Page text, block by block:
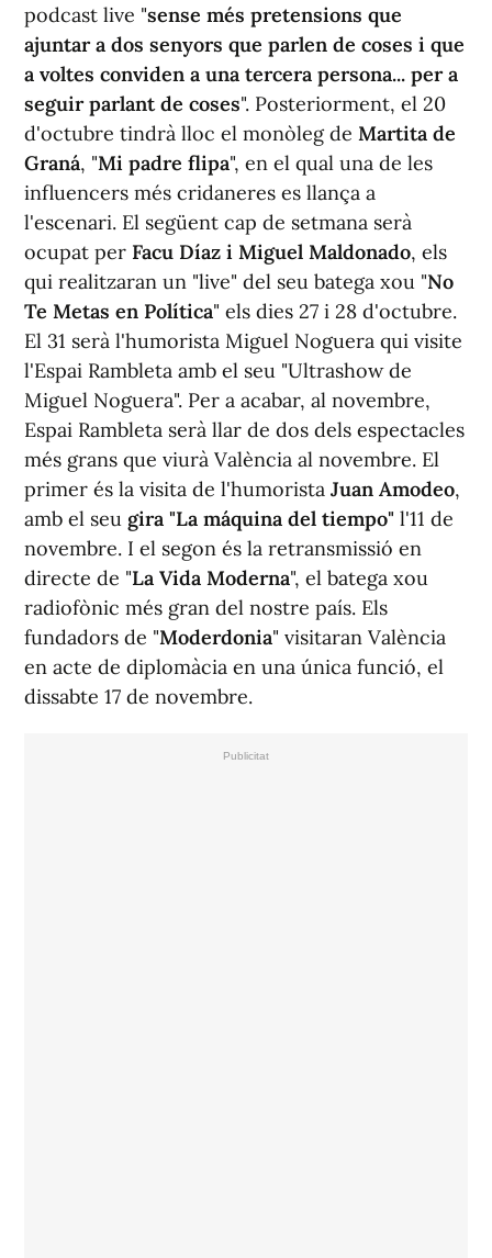
podcast live "sense més pretensions que
ajuntar a dos senyors que parlen de coses i que
a voltes conviden a una tercera persona... per a
seguir parlant de coses". Posteriorment, el 20
d'octubre tindrà lloc el monòleg de Martita de
Graná, "Mi padre flipa", en el qual una de les
influencers més cridaneres es llança a
l'escenari. El següent cap de setmana serà
ocupat per Facu Díaz i Miguel Maldonado, els
qui realitzaran un "live" del seu batega xou "No
Te Metas en Política" els dies 27 i 28 d'octubre.
El 31 serà l'humorista Miguel Noguera qui visite
l'Espai Rambleta amb el seu "Ultrashow de
Miguel Noguera". Per a acabar, al novembre,
Espai Rambleta serà llar de dos dels espectacles
més grans que viurà València al novembre. El
primer és la visita de l'humorista Juan Amodeo,
amb el seu gira "La máquina del tiempo" l'11 de
novembre. I el segon és la retransmissió en
directe de "La Vida Moderna", el batega xou
radiofònic més gran del nostre país. Els
fundadors de "Moderdonia" visitaran València
en acte de diplomàcia en una única funció, el
dissabte 17 de novembre.